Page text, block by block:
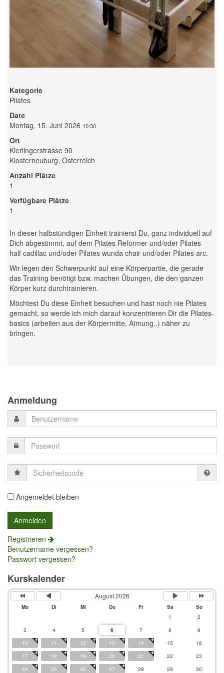
Kategorie
Pilates
Date
Montag, 15. Juni 2026 10:30
Ort
Kierlingerstrasse 90
Klosterneuburg, Österreich
Anzahl Plätze
1
Verfügbare Plätze
1
In dieser halbstündigen Einheit trainierst Du, ganz individuell auf
Dich abgestimmt, auf dem Pilates Reformer und/oder Pilates
half cadillac und/oder Pilates wunda chair und/oder Pilates arc.
Wir legen den Schwerpunkt auf eine Körperpartie, die gerade
das Training benötigt bzw. machen Übungen, die den ganzen
Körper kurz durchtrainieren.
Möchtest Du diese Einheit besuchen und hast noch nie Pilates
gemacht, so werde ich mich darauf konzentrieren Dir die Pilates-
basics (arbeiten aus der Körpermitte, Atmung..) näher zu
bringen.
Anmeldung
Sicherheitscode
Angemeldet bleiben
Registrieren
Benutzername vergessen?
Passwort vergessen?
Kurskalender
August 2026
Mo Di Mi Do Fr Sa
So
1
2
3
4 5 6 7 8
9
10
11 12 13 14 15
16
17
18 19 20 21 22
23
24
25 26 27 28 29 30